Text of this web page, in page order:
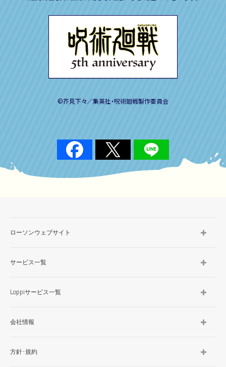
©芥見下々／集英社・呪術廻戦製作委員会
ローソンウェブサイト
サービス一覧
Loppiサービス一覧
会社情報
方針･規約